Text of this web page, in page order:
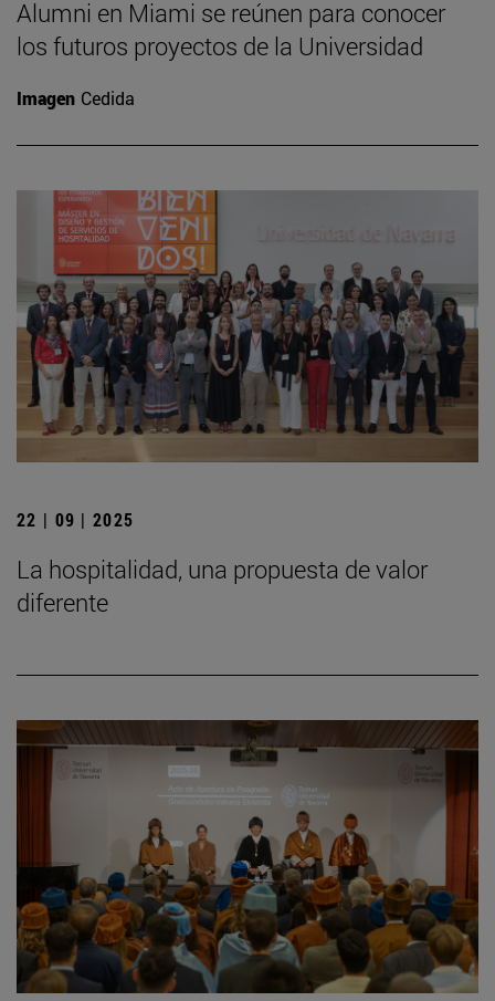
Alumni en Miami se reúnen para conocer
los futuros proyectos de la Universidad
Imagen Cedida
22 | 09 | 2025
La hospitalidad, una propuesta de valor
diferente